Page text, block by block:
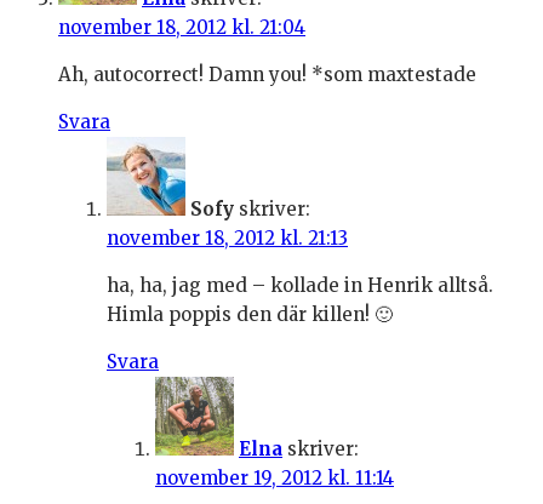
november 18, 2012 kl. 21:04
Ah, autocorrect! Damn you! *som maxtestade
Svara
Sofy skriver:
november 18, 2012 kl. 21:13
ha, ha, jag med – kollade in Henrik alltså.
Himla poppis den där killen! 🙂
Svara
Elna skriver:
november 19, 2012 kl. 11:14